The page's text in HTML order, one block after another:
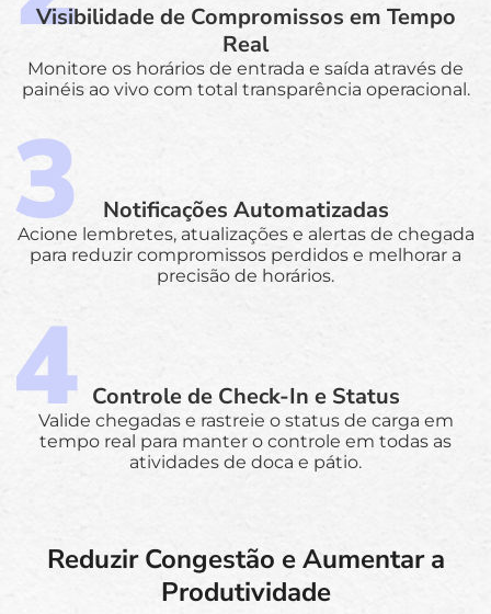
Visibilidade de Compromissos em Tempo
Real
Monitore os horários de entrada e saída através de
painéis ao vivo com total transparência operacional.
Notificações Automatizadas
Acione lembretes, atualizações e alertas de chegada
para reduzir compromissos perdidos e melhorar a
precisão de horários.
Controle de Check-In e Status
Valide chegadas e rastreie o status de carga em
tempo real para manter o controle em todas as
atividades de doca e pátio.
Reduzir Congestão e Aumentar a
Produtividade